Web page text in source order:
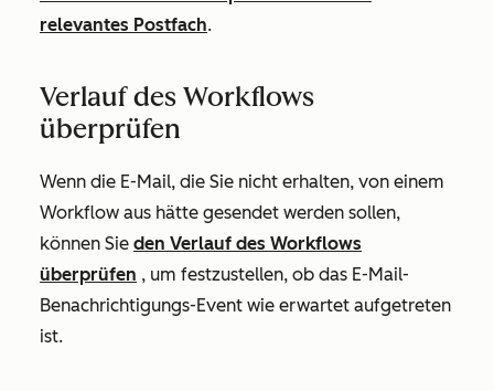
relevantes Postfach.
Verlauf des Workflows
überprüfen
Wenn die E-Mail, die Sie nicht erhalten, von einem
Workflow aus hätte gesendet werden sollen,
können Sie den Verlauf des Workflows
überprüfen , um festzustellen, ob das E-Mail-
Benachrichtigungs-Event wie erwartet aufgetreten
ist.